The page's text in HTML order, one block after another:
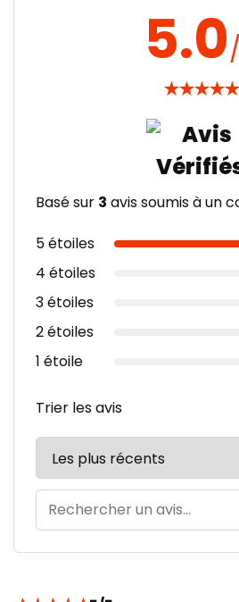
5.0
★★★★★
Basé sur 3 avis soumis à un
5 étoiles
4 étoiles
3 étoiles
2 étoiles
1 étoile
Trier les avis